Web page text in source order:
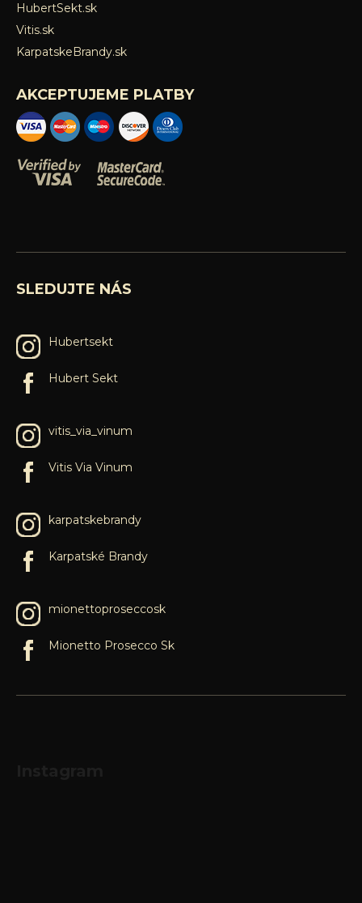
HubertSekt.sk
Vitis.sk
KarpatskeBrandy.sk
AKCEPTUJEME PLATBY
SLEDUJTE NÁS
Hubertsekt
Hubert Sekt
vitis_via_vinum
Vitis Via Vinum
karpatskebrandy
Karpatské Brandy
mionettoproseccosk
Mionetto Prosecco Sk